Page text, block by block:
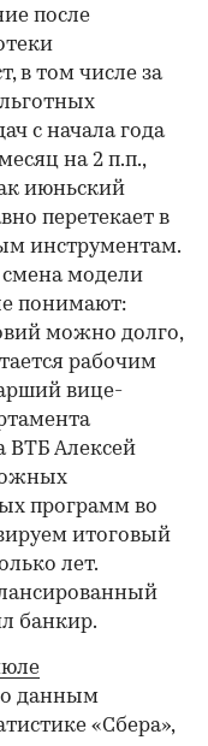
после
в том числе за
с начала года
на 2 п.п.,
июньский
перетекает в
инструментам.
смена модели
понимают:
можно долго,
рабочим
вице-
ВТБ Алексей
программ во
итоговый
лет.
банкир.
данным
«Сбера»,